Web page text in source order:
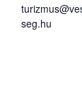
seg.hu